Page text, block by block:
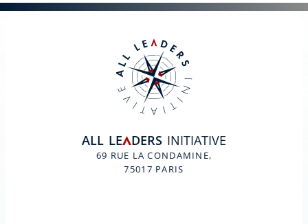
ALL LEADERS INITIATIVE
69 RUE LA CONDAMINE,
75017 PARIS